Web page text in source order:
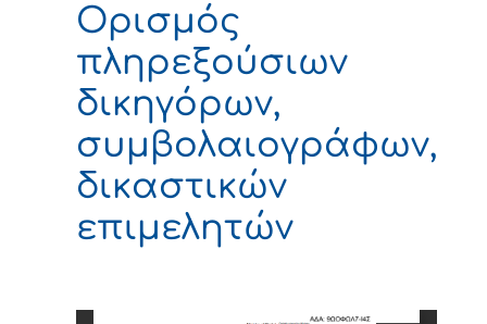
Ορισμός
πληρεξούσιων
δικηγόρων,
συμβολαιογράφων,
δικαστικών
επιμελητών